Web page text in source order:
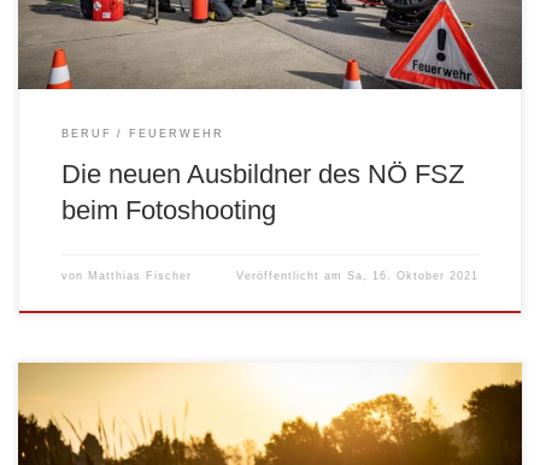
BERUF FEUERWEHR
Die neuen Ausbildner des NÖ FSZ
beim Fotoshooting
von Matthias Fischer Veröffentlicht amSa, 16. Oktober 2021